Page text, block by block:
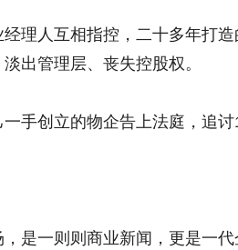
理人互相指控，二十多年打
出管理层、丧失控股权。
手创立的物企告上法庭，追讨
是一则则商业新闻，更是一代